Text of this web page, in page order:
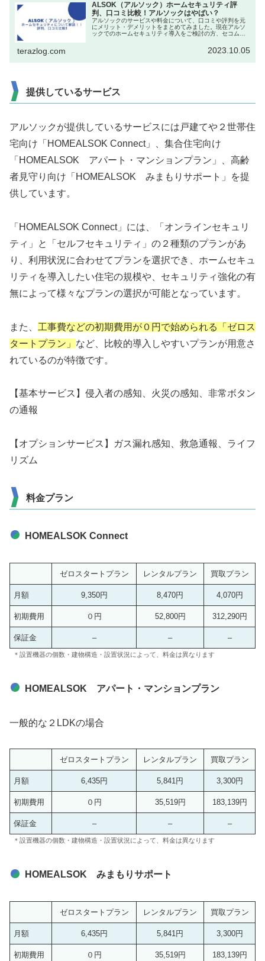
ALSOK（アルソック）ホームセキュリティ評
判、口コミ比較！アルソックはやばい？
アルソックのサービスや料金について、口コミや評判を元
にメリット・デメリットをまとめてみました。現在アルソ
ックでのホームセキュリティ導入をご検討の方、セコムな
terazlog.com 2023.10.05
提供しているサービス
アルソックが提供しているサービスには戸建てや２世帯住
宅向け「HOMEALSOK Connect」、集合住宅向け
「HOMEALSOK アパート・マンションプラン」、高齢
者見守り向け「HOMEALSOK みまもりサポート」を提
供しています。
「HOMEALSOK Connect」には、「オンラインセキュリ
ティ」と「セルフセキュリティ」の２種類のプランがあ
り、利用状況に合わせてプランを選択でき、ホームセキュ
リティを導入したい住宅の規模や、セキュリティ強化の有
無によって様々なプランの選択が可能となっています。
また、 工事費などの初期費用が０円で始められる「ゼロス
タートプラン」 など、比較的導入しやすいプランが用意さ
れているのが特徴です。
【基本サービス】侵入者の感知、火災の感知、非常ボタン
の通報
【オプションサービス】ガス漏れ感知、救急通報、ライフ
リズム
料金プラン
HOMEALSOK Connect
ゼロスタートプラン レンタルプラン 買取プラン
月額 9,350円 8,470円 4,070円
初期費用 ０円 52,800円 312,290円
保証金 – – –
＊設置機器の個数・建物構造・設置状況によって、料金は異なります
HOMEALSOK アパート・マンションプラン
一般的な２LDKの場合
ゼロスタートプラン レンタルプラン 買取プラン
月額 6,435円 5,841円 3,300円
初期費用 ０円 35,519円 183,139円
保証金 – – –
＊設置機器の個数・建物構造・設置状況によって、料金は異なります
HOMEALSOK みまもりサポート
ゼロスタートプラン レンタルプラン 買取プラン
月額 6,435円 5,841円 3,300円
初期費用 ０円 35,519円 183,139円